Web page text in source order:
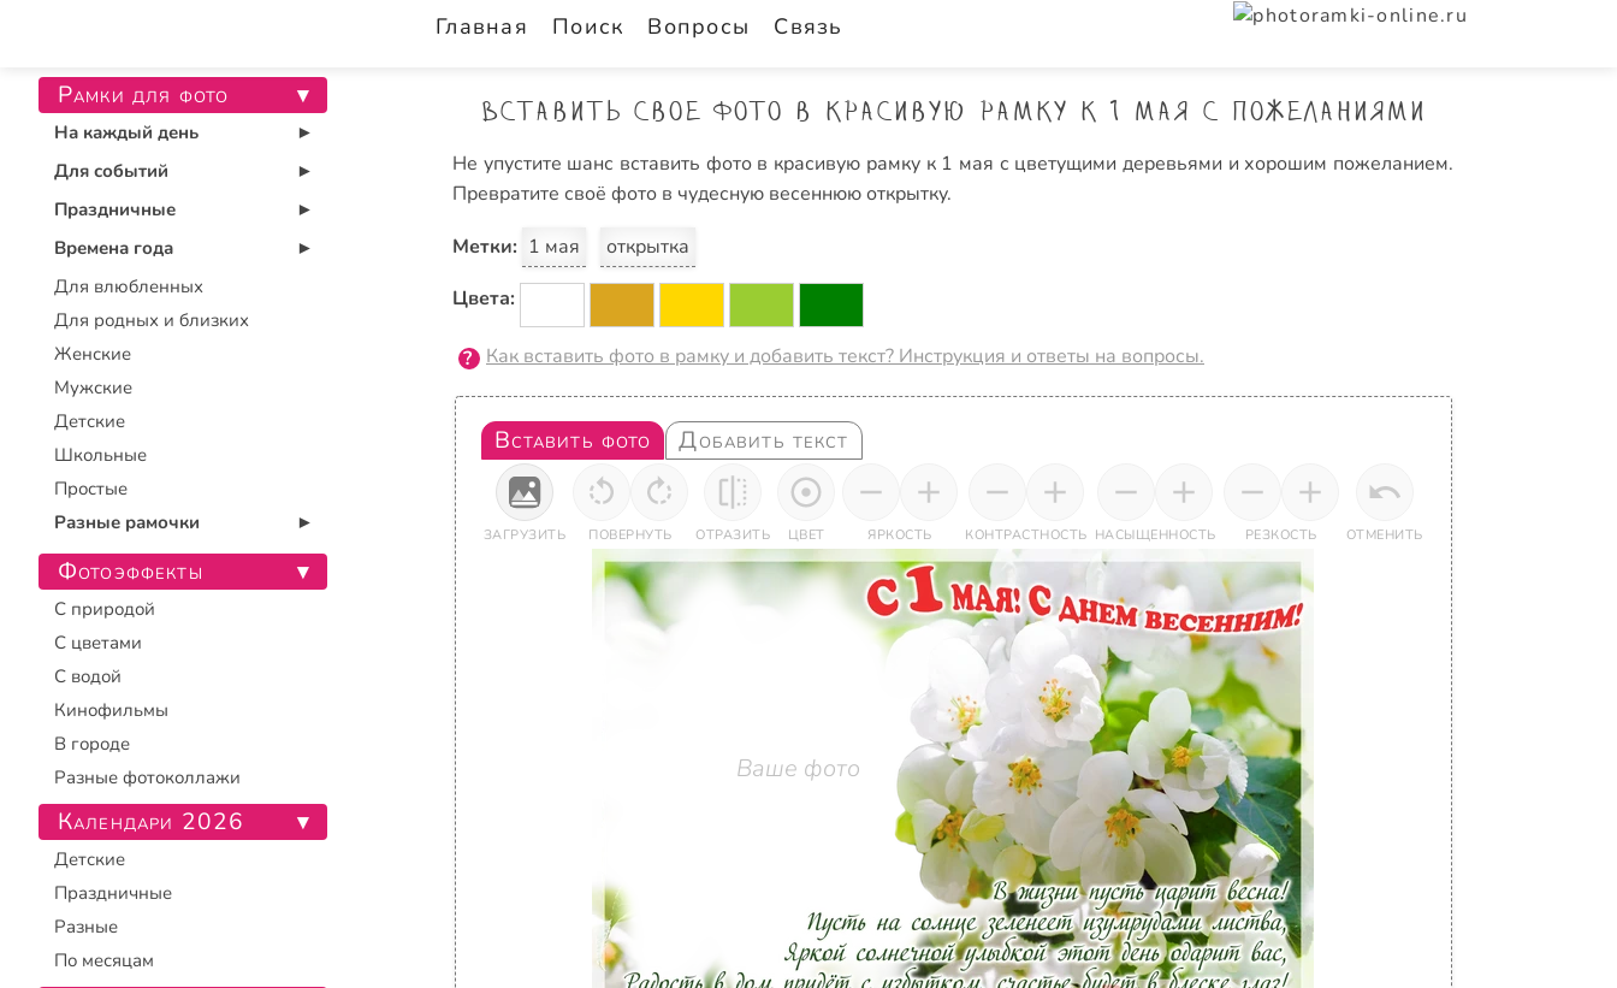
Главная Поиск Вопросы Связь
Вставить свое фото в красивую рамку к 1 мая с пожеланиями
Не упустите шанс вставить фото в красивую рамку к 1 мая с цветущими деревьями и хорошим пожеланием.
Превратите своё фото в чудесную весеннюю открытку.
Метки: 1 мая
открытка
Цвета:
Как вставить фото в рамку и добавить текст? Инструкция и ответы на вопросы.
Вставить фото Добавить текст
ЗАГРУЗИТЬ ПОВЕРНУТЬ ОТРАЗИТЬ ЦВЕТ ЯРКОСТЬ КОНТРАСТНОСТЬ НАСЫЩЕННОСТЬ РЕЗКОСТЬ ОТМЕНИТЬ
Ваше фото
Рамки для фото ▾
На каждый день ▾
Для событий ▾
Праздничные ▾
Времена года ▾
Для влюбленных
Для родных и близких
Женские
Мужские
Детские
Школьные
Простые
Разные рамочки
▾
Фотоэффекты ▾
С природой
С цветами
С водой
Кинофильмы
В городе
Разные фотоколлажи
Календари 2026 ▾
Детские
Праздничные
Разные
По месяцам